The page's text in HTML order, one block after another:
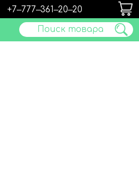
Поиск товара
+7‒777‒361‒20‒20